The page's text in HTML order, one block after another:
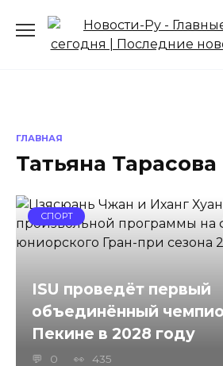
содержанию
ГЛАВНАЯ
Татьяна Тарасова
СПОРТ
ISU проведёт первый
объединённый
Пекине в 2028 году
0 435